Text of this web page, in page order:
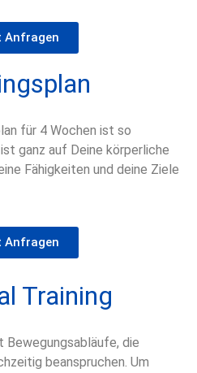
Anfragen
für 4 Wochen ist so
ganz auf Deine körperliche
Fähigkeiten und deine Ziele
Anfragen
Training
Bewegungsabläufe, die
beanspruchen. Um